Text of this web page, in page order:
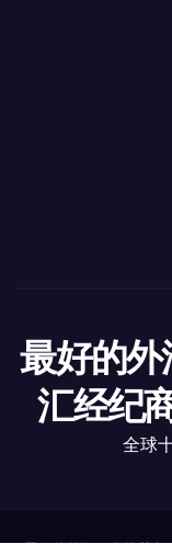
最好的外
汇经纪
全球